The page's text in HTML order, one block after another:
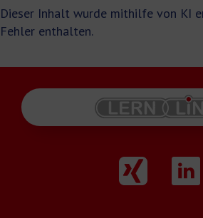
Dieser Inhalt wurde mithilfe von KI
Fehler enthalten.